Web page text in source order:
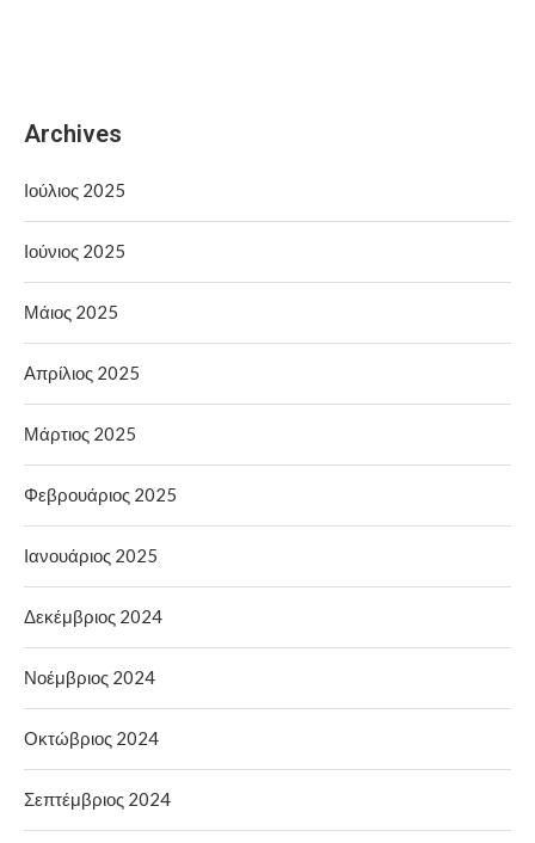
Archives
Ιούλιος 2025
Ιούνιος 2025
Μάιος 2025
Απρίλιος 2025
Μάρτιος 2025
Φεβρουάριος 2025
Ιανουάριος 2025
Δεκέμβριος 2024
Νοέμβριος 2024
Οκτώβριος 2024
Σεπτέμβριος 2024